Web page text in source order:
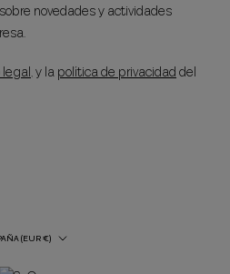
novedades y actividades
legal, y lapolítica de privacidaddel
región
(EUR €)